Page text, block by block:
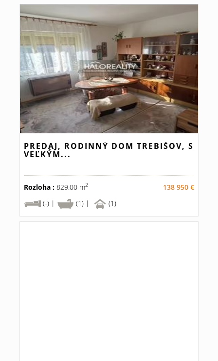
PREDAJ, RODINNÝ DOM TREBIŠOV, S
VEĽKÝM...
Rozloha : 829.00 m2
138 950 €
(-) |
(1) | (1)